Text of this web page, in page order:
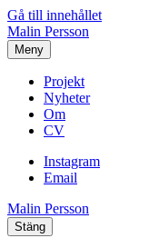
Gå till innehållet
Malin Persson
Meny
Projekt
Nyheter
Om
CV
Instagram
Email
Malin Persson
Stäng